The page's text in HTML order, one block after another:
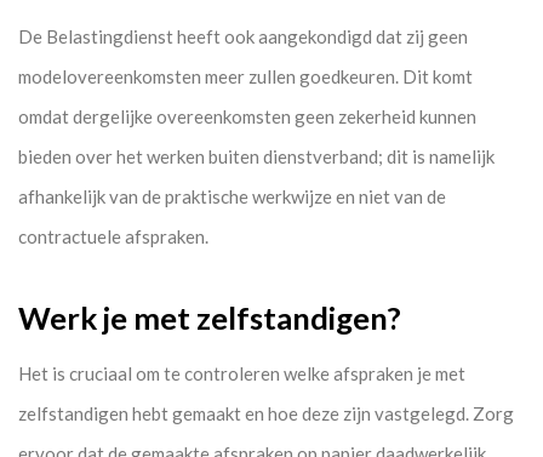
De Belastingdienst heeft ook aangekondigd dat zij geen
modelovereenkomsten meer zullen goedkeuren. Dit komt
omdat dergelijke overeenkomsten geen zekerheid kunnen
bieden over het werken buiten dienstverband; dit is namelijk
afhankelijk van de praktische werkwijze en niet van de
contractuele afspraken.
Werk je met zelfstandigen?
Het is cruciaal om te controleren welke afspraken je met
zelfstandigen hebt gemaakt en hoe deze zijn vastgelegd. Zorg